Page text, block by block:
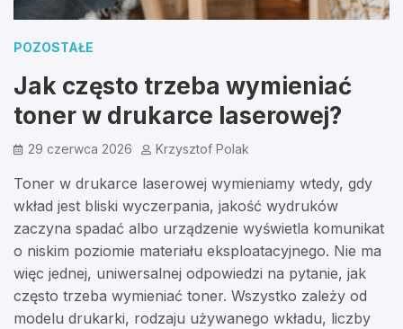
POZOSTAŁE
Jak często trzeba wymieniać
toner w drukarce laserowej?
29 czerwca 2026 Krzysztof Polak
Toner w drukarce laserowej wymieniamy wtedy, gdy
wkład jest bliski wyczerpania, jakość wydruków
zaczyna spadać albo urządzenie wyświetla komunikat
o niskim poziomie materiału eksploatacyjnego. Nie ma
więc jednej, uniwersalnej odpowiedzi na pytanie, jak
często trzeba wymieniać toner. Wszystko zależy od
modelu drukarki, rodzaju używanego wkładu, liczby